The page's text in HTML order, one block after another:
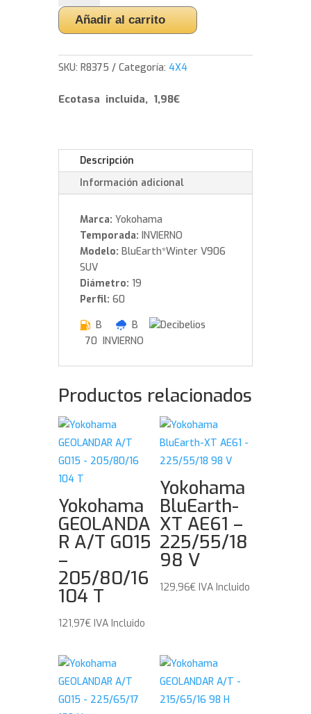
V906
SUV
235/60/19
103
cantidad
Añadir al carrito
SKU:R8375 Categoría:4X4
Ecotasa incluida, 1,98€
Descripción
Información adicional
Marca: Yokohama
Temporada: INVIERNO
Modelo: BluEarth*Winter V906
SUV
Diámetro: 19
Perfil: 60
B
B
70 INVIERNO
Productos relacionados
Yokohama
GEOLANDA
R A/T G015
–
205/80/16
104 T
121,97€ IVA Incluido
Yokohama
BluEarth-
XT AE61 –
225/55/18
98 V
129,96€ IVA Incluido